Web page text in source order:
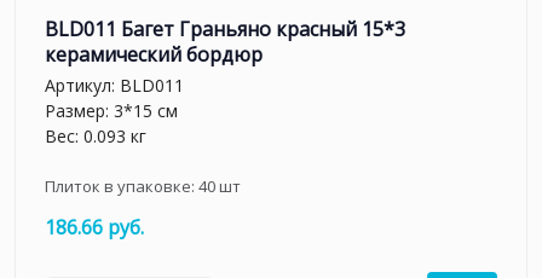
BLD011 Багет Граньяно красный 15*3
керамический бордюр
Артикул: BLD011
Размер: 3*15 см
Вес: 0.093 кг
Плиток в упаковке: 40шт
186.66 руб.